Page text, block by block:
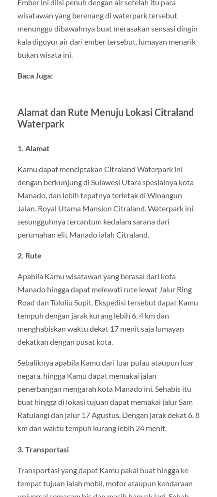
Ember ini diisi penuh dengan air setelah itu para
wisatawan yang berenang di waterpark tersebut
menunggu dibawahnya buat merasakan sensasi dingin
kala diguyur air dari ember tersebut. lumayan menarik
bukan wisata ini.
Baca Juga:
Alamat dan Rute Menuju Lokasi Citraland
Waterpark
1. Alamat
Kamu dapat menciptakan Citraland Waterpark ini
dengan berkunjung di Sulawesi Utara spesialnya kota
Manado, dan lebih tepatnya terletak di Winangun
Jalan. Royal Utama Mansion Citraland. Waterpark ini
sesungguhnya tercantum kedalam sarana dari
perumahan elit Manado ialah Citraland.
2. Rute
Apabila Kamu wisatawan yang berasal dari kota
Manado hingga dapat melewati rute lewat Jalur Ring
Road dan Tololiu Supit. Ekspedisi tersebut dapat Kamu
tempuh dengan jarak kurang lebih 6. 4 km dan
menghabiskan waktu dekat 17 menit saja lumayan
dekatkan dengan pusat kota.
Sebaliknya apabila Kamu dari luar pulau ataupun luar
negara, hingga Kamu dapat memakai jalan
penerbangan mengarah kota Manado ini. Sehabis itu
buat hingga di lokasi tujuan dapat memakai jalur Sam
Ratulangi dan jalur 17 Agustus. Dengan jarak dekat 6. 8
km dan waktu tempuh kurang lebih 24 menit.
3. Transportasi
Transportasi yang dapat Kamu pakai buat hingga ke
tempat tujuan ialah mobil, motor ataupun kendaraan